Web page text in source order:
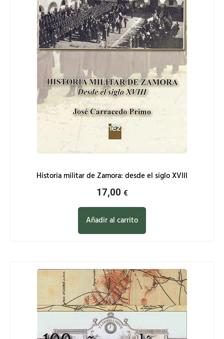
Historia militar de Zamora: desde el siglo XVIII
17,00 €
Añadir al carrito